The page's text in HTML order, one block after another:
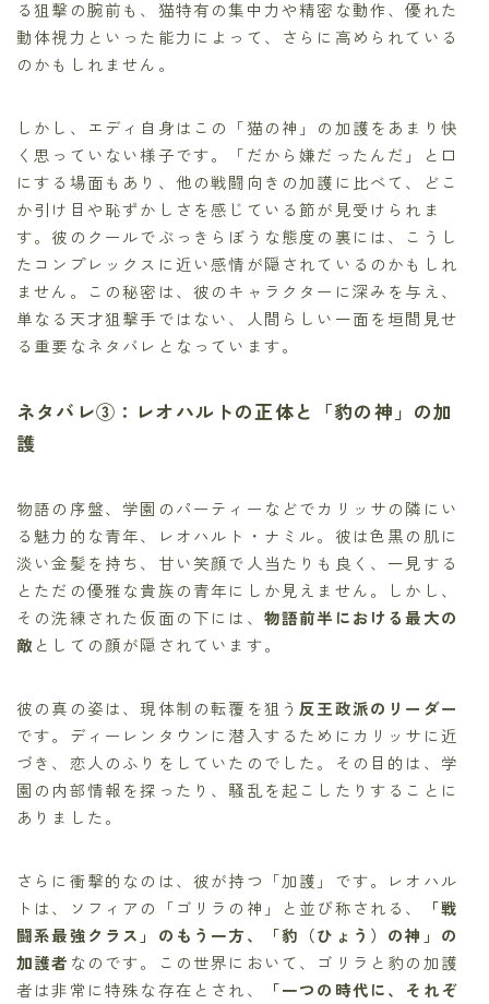
る狙撃の腕前も、猫特有の集中力や精密な動作、優れた
動体視力といった能力によって、さらに高められている
のかもしれません。
しかし、エディ自身はこの「猫の神」の加護をあまり快
く思っていない様子です。「だから嫌だったんだ」と口
にする場面もあり、他の戦闘向きの加護に比べて、どこ
か引け目や恥ずかしさを感じている節が見受けられま
す。彼のクールでぶっきらぼうな態度の裏には、こうし
たコンプレックスに近い感情が隠されているのかもしれ
ません。この秘密は、彼のキャラクターに深みを与え、
単なる天才狙撃手ではない、人間らしい一面を垣間見せ
る重要なネタバレとなっています。
ネタバレ③：レオハルトの正体と「豹の神」の加
護
物語の序盤、学園のパーティーなどでカリッサの隣にい
る魅力的な青年、レオハルト・ナミル。彼は色黒の肌に
淡い金髪を持ち、甘い笑顔で人当たりも良く、一見する
とただの優雅な貴族の青年にしか見えません。しかし、
その洗練された仮面の下には、 物語前半における最大の
敵 としての顔が隠されています。
彼の真の姿は、現体制の転覆を狙う反王政派のリーダー
です。ディーレンタウンに潜入するためにカリッサに近
づき、恋人のふりをしていたのでした。その目的は、学
園の内部情報を探ったり、騒乱を起こしたりすることに
ありました。
さらに衝撃的なのは、彼が持つ「加護」です。レオハル
トは、ソフィアの「ゴリラの神」と並び称される、
「戦
闘系最強クラス」のもう一方、「豹（ひょう）の神」の
加護者 なのです。この世界において、ゴリラと豹の加護
者は非常に特殊な存在とされ、
「一つの時代に、それぞ